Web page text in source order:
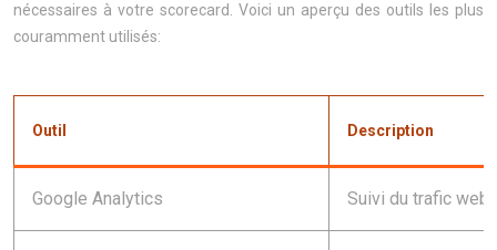
nécessaires à votre scorecard. Voici un aperçu des outils les plus
couramment utilisés:
Outil Description
Google Analytics Suivi du trafic